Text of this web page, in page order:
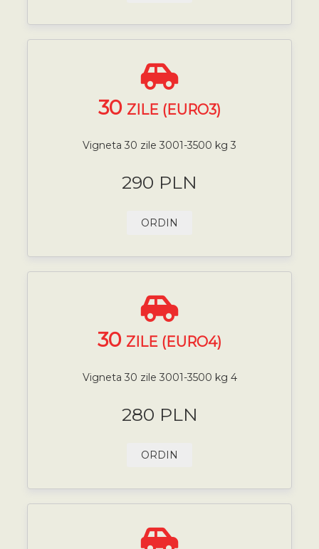
30 ZILE (EURO3)
Vigneta 30 zile 3001-3500 kg 3
290 PLN
ORDIN
30 ZILE (EURO4)
Vigneta 30 zile 3001-3500 kg 4
280 PLN
ORDIN